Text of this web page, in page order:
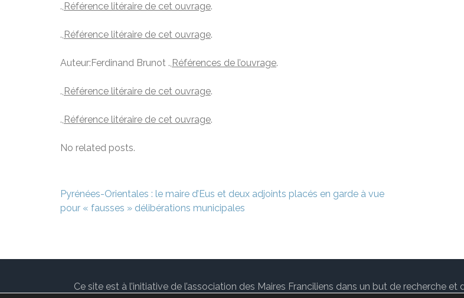
.,Référence litéraire de cet ouvrage.
.,Référence litéraire de cet ouvrage.
Auteur:Ferdinand Brunot .,Références de l’ouvrage.
.,Référence litéraire de cet ouvrage.
.,Référence litéraire de cet ouvrage.
No related posts.
Navigation
de
Pyrénées-Orientales : le maire d’Eus et deux adjoints placés en garde à vue
pour « fausses » délibérations municipales
Ce site est à l’initiative de l’association des Maires Franciliens dans un but de recherche